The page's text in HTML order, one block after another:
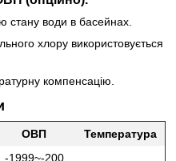
стану води в басейнах.
хлору використовується
компенсацію.
ОВП Температура
-1999~-200